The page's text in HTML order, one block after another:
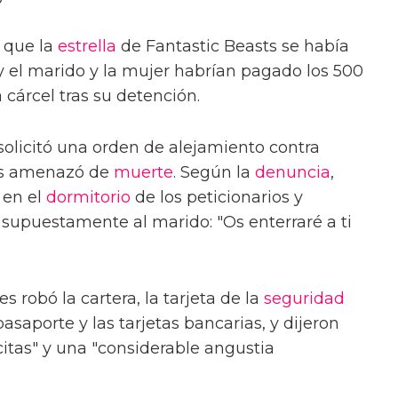
la estrella de Fantastic Beasts se había
el marido y la mujer habrían pagado los 500
tras su detención.
una orden de alejamiento contra
amenazó de muerte. Según la denuncia,
el dormitorio de los peticionarios y
al marido: "Os enterraré a ti
robó la cartera, la tarjeta de la seguridad
y las tarjetas bancarias, y dijeron
y una "considerable angustia